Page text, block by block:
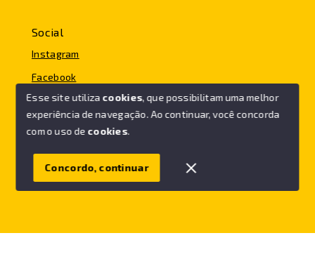
Social
Instagram
Facebook
© Copyright 2026 - FC IMÓVEIS - Todos os direitos
SITE PARA IMOBILIARIA
Esse site utiliza cookies, que possibilitam uma melhor
experiência de navegação.Ao continuar, você concorda
com o uso de cookies.
Concordo, continuar